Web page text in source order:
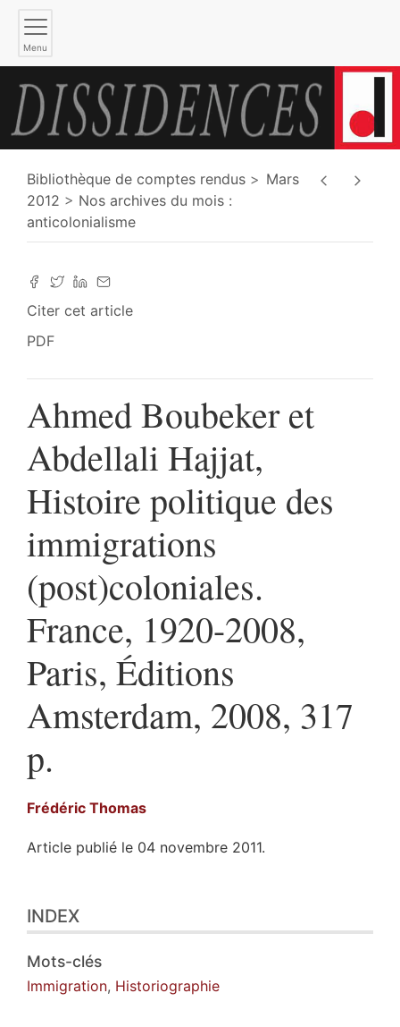
Menu
Bibliothèque de comptes rendus
Mars
2012
Nos archives du mois :
anticolonialisme
Citer cet article
PDF
Ahmed Boubeker et
Abdellali Hajjat,
Histoire politique des
immigrations
(post)coloniales.
France, 1920-2008,
Paris, Éditions
Amsterdam, 2008, 317
p.
Frédéric Thomas
Article publié le 04 novembre 2011.
Texte
Illustrations
Citer cet article
Auteur
INDEX
Mots-clés
Immigration, Historiographie